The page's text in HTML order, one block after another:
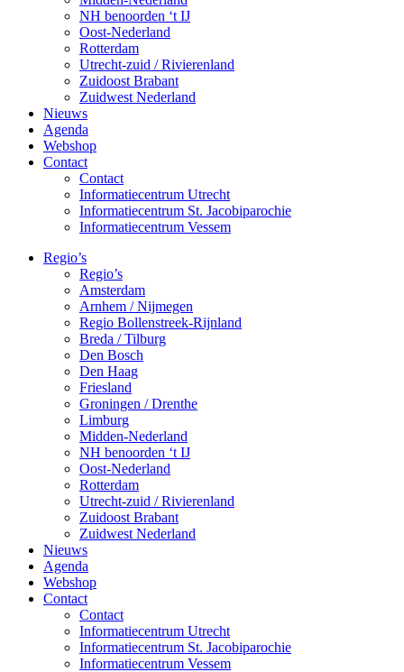
NH benoorden ‘t IJ
Oost-Nederland
Rotterdam
Utrecht-zuid / Rivierenland
Zuidoost Brabant
Zuidwest Nederland
Nieuws
Agenda
Webshop
Contact
Contact
Informatiecentrum Utrecht
Informatiecentrum St. Jacobiparochie
Informatiecentrum Vessem
Regio’s
Regio’s
Amsterdam
Arnhem / Nijmegen
Regio Bollenstreek-Rijnland
Breda / Tilburg
Den Bosch
Den Haag
Friesland
Groningen / Drenthe
Limburg
Midden-Nederland
NH benoorden ‘t IJ
Oost-Nederland
Rotterdam
Utrecht-zuid / Rivierenland
Zuidoost Brabant
Zuidwest Nederland
Nieuws
Agenda
Webshop
Contact
Contact
Informatiecentrum Utrecht
Informatiecentrum St. Jacobiparochie
Informatiecentrum Vessem